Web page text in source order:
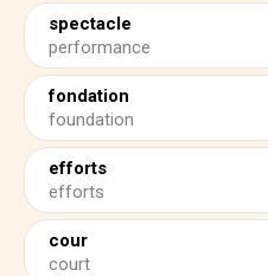
spectacle
performance
fondation
foundation
efforts
efforts
cour
court